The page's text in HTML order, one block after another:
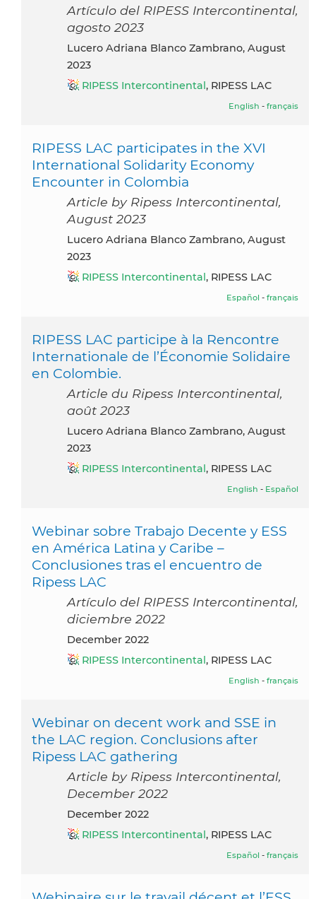
Artículo del RIPESS Intercontinental,
agosto 2023
Lucero Adriana Blanco Zambrano, August
2023
RIPESS Intercontinental, RIPESS LAC
English - français
RIPESS LAC participates in the XVI
International Solidarity Economy
Encounter in Colombia
Article by Ripess Intercontinental,
August 2023
Lucero Adriana Blanco Zambrano, August
2023
RIPESS Intercontinental, RIPESS LAC
Español - français
RIPESS LAC participe à la Rencontre
Internationale de l’Économie Solidaire
en Colombie.
Article du Ripess Intercontinental,
août 2023
Lucero Adriana Blanco Zambrano, August
2023
RIPESS Intercontinental, RIPESS LAC
English - Español
Webinar sobre Trabajo Decente y ESS
en América Latina y Caribe –
Conclusiones tras el encuentro de
Ripess LAC
Artículo del RIPESS Intercontinental,
diciembre 2022
December 2022
RIPESS Intercontinental, RIPESS LAC
English - français
Webinar on decent work and SSE in
the LAC region. Conclusions after
Ripess LAC gathering
Article by Ripess Intercontinental,
December 2022
December 2022
RIPESS Intercontinental, RIPESS LAC
Español - français